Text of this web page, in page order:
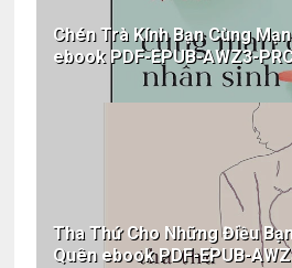
Chén Trà Kính Bạn Cùng
ebook PDF-EPUB-AWZ3-
Tha Thứ Cho Những Điều
Quên ebook PDF-EPUB-